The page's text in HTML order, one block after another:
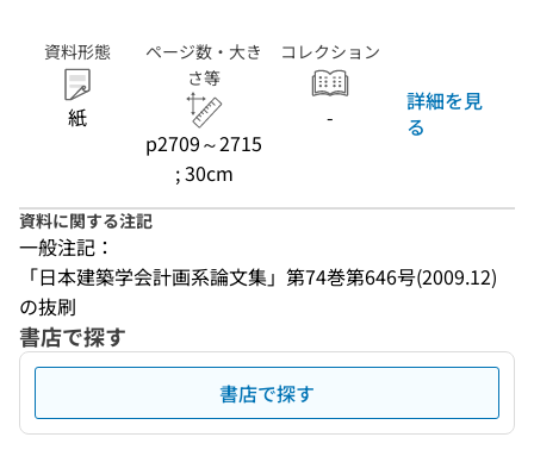
資料形態
紙
ページ数・大き
さ等
p2709～2715
; 30cm
コレクション
-
詳細を見
る
資料に関する注記
一般注記：
「日本建築学会計画系論文集」第74巻第646号(2009.12)
の抜刷
書店で探す
書店で探す